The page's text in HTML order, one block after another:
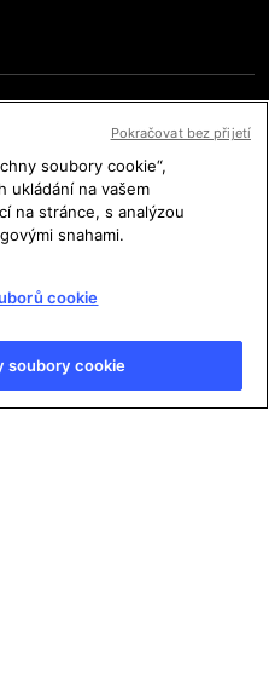
práva vyhrazena.
stránkám a mohou
soubory cookie“,
ukládání na vašem
na stránce, s analýzou
snahami.
cookie
soubory cookie
Pokračovat bez přijetí